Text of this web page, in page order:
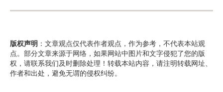
版权声明 ：文章观点仅代表作者观点，作为参考，不代表本站观
点。部分文章来源于网络，如果网站中图片和文字侵犯了您的版
权，请联系我们及时删除处理！转载本站内容，请注明转载网址、
作者和出处，避免无谓的侵权纠纷。